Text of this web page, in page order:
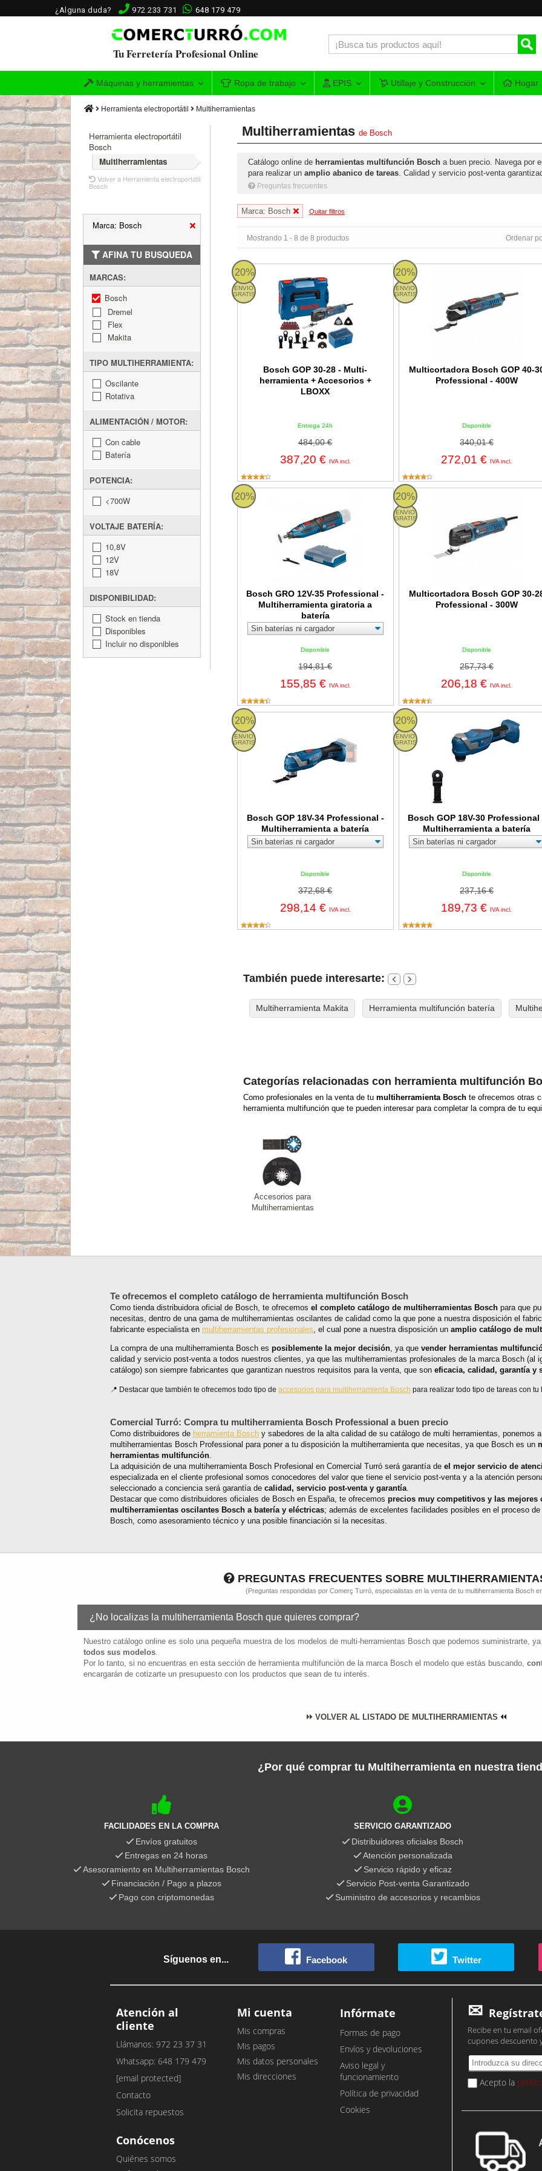
¿Alguna duda? 972 233 731 648 179 479
Tu Ferretería Profesional Online
Máquinas y herramientas Ropa de trabajo EPIS Utillaje y Construcción Hogar
Herramienta electroportátil Multiherramientas
Herramienta electroportátil
Bosch
Multiherramientas
Volver a Herramienta electroportátil
Bosch
Marca: Bosch
AFINA TU BUSQUEDA
MARCAS:
Bosch
Dremel
Flex
Makita
TIPO MULTIHERRAMIENTA:
Oscilante
Rotativa
ALIMENTACIÓN / MOTOR:
Con cable
Batería
POTENCIA:
<700W
VOLTAJE BATERÍA:
10,8V
12V
18V
DISPONIBILIDAD:
Stock en tienda
Disponibles
Incluir no disponibles
Multiherramientas de Bosch
Catálogo online de herramientas multifunción Bosch a buen precio. Navega por
para realizar un amplio abanico de tareas . Calidad y servicio post-venta
Preguntas frecuentes
Marca: Bosch Quitar filtros
Mostrando 1 - 8 de 8 productos Ordenar
20%
ENVIO
GRATIS
Bosch GOP 30-28 - Multi-
herramienta + Accesorios +
LBOXX
Entrega 24h
484,00 €
387,20 € IVA incl.
GOP 30-28 Bosch 20%
ENVIO
GRATIS
Multicortadora Bosch GOP 40-
Professional - 400W
Disponible
340,01 €
272,01 € IVA incl.
Multicortadora Bosch GOP 40-30
20%
Bosch GRO 12V-35 Professional -
Multiherramienta giratoria a
batería
Disponible
194,81 €
155,85 € IVA incl.
Bosch GRO 12V-35 Professional - Multiherramienta giratoria a batería
20%
ENVIO
GRATIS
Multicortadora Bosch GOP 30-
Professional - 300W
Disponible
257,73 €
206,18 € IVA incl.
Multicortadora Bosch GOP 30-28
20%
ENVIO
GRATIS
Bosch GOP 18V-34 Professional -
Multiherramienta a batería
Disponible
372,68 €
298,14 € IVA incl.
Bosch GOP 18V-34 Professional - Multiherramienta a batería
20%
ENVIO
GRATIS
Bosch GOP 18V-30 Professional
Multiherramienta a batería
Disponible
237,16 €
189,73 € IVA incl.
Bosch GOP 18V-30 Professional -
También puede interesarte:
Multiherramienta Makita Herramienta multifunción batería
Categorías relacionadas con herramienta multifunción
Como profesionales en la venta de tu multiherramienta Bosch te ofrecemos otras
herramienta multifunción que te pueden interesar para completar la compra de tu
Accesorios para
Multiherramientas
Te ofrecemos el completo catálogo de herramienta multifunción Bosch
Como tienda distribuidora oficial de Bosch, te ofrecemos el completo catálogo de multiherramientas Bosch para que
necesitas, dentro de una gama de multiherramientas oscilantes de calidad como la que pone a nuestra disposición el
fabricante especialista en multiherramientas profesionales , el cual pone a nuestra disposición un amplio catálogo de
La compra de una multiherramienta Bosch es posiblemente la mejor decisión , ya que vender herramientas
calidad y servicio post-venta a todos nuestros clientes, ya que las multiherramientas profesionales de la marca Bosch (al
catálogo) son siempre fabricantes que garantizan nuestros requisitos para la venta, que son eficacia, calidad, garantía y
Destacar que también te ofrecemos todo tipo de accesorios para multiherramienta Bosch para realizar todo tipo de tareas con tu
Comercial Turró: Compra tu multiherramienta Bosch Professional a buen precio
Como distribuidores de herramienta Bosch y sabedores de la alta calidad de su catálogo de multi herramientas, ponemos
multiherramientas Bosch Professional para poner a tu disposición la multiherramienta que necesitas, ya que Bosch es un
herramientas multifunción
La adquisición de una multiherramienta Bosch Profesional en Comercial Turró será garantía de el mejor servicio de
especializada en el cliente profesional somos conocedores del valor que tiene el servicio post-venta y a la atención
seleccionado a conciencia será garantía de calidad, servicio post-venta y garantía
Destacar que como distribuidores oficiales de Bosch en España, te ofrecemos precios muy competitivos y las mejores
multiherramientas oscilantes Bosch a batería y eléctricas; además de excelentes facilidades posibles en el proceso
Bosch, como asesoramiento técnico y una posible financiación si la necesitas.
PREGUNTAS FRECUENTES SOBRE
(Preguntas respondidas por Comerç Turró, especialistas en la venta de tu multiherramienta Bosch
¿No localizas la multiherramienta Bosch que quieres comprar?
Nuestro catálogo online es solo una pequeña muestra de los modelos de multi-herramientas Bosch que podemos suministrarte,
todos sus modelos.
Por lo tanto, si no encuentras en esta sección de herramienta multifunción de la marca Bosch el modelo que estás buscando,
encargarán de cotizarte un presupuesto con los productos que sean de tu interés.
VOLVER AL LISTADO DE MULTIHERRAMIENTAS
¿Por qué comprar tu Multiherramienta en nuestra
FACILIDADES EN LA COMPRA
Envíos gratuitos
Entregas en 24 horas
Asesoramiento en Multiherramientas Bosch
Financiación / Pago a plazos
Pago con criptomonedas
SERVICIO GARANTIZADO
Distribuidores oficiales Bosch
Atención personalizada
Servicio rápido y eficaz
Servicio Post-venta Garantizado
Suministro de accesorios y recambios
Síguenos en... Facebook Twitter
Atención al
cliente
Llámanos: 972 23 37 31
Whatsapp: 648 179 479
[email protected]
Contacto
Solicita repuestos
Conócenos
Quiénes somos
Mi cuenta
Mis compras
Mis pagos
Mis datos personales
Mis direcciones
Infórmate
Formas de pago
Envíos y devoluciones
Aviso legal y
funcionamiento
Política de privacidad
Cookies
Recibe en tu email
cupones descuento
Acepto la